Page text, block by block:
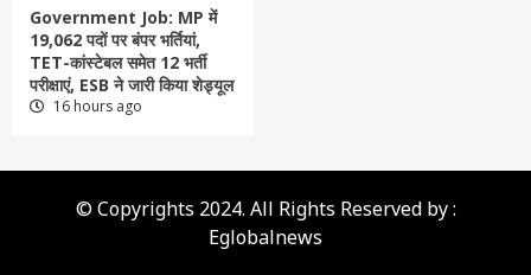
Government Job: MP में
19,062 पदों पर बंपर भर्तियां,
TET-कांस्टेबल समेत 12 भर्ती
परीक्षाएं, ESB ने जारी किया शेड्यूल
16 hours ago
© Copyrights 2024. All Rights Reserved by :
Eglobalnews